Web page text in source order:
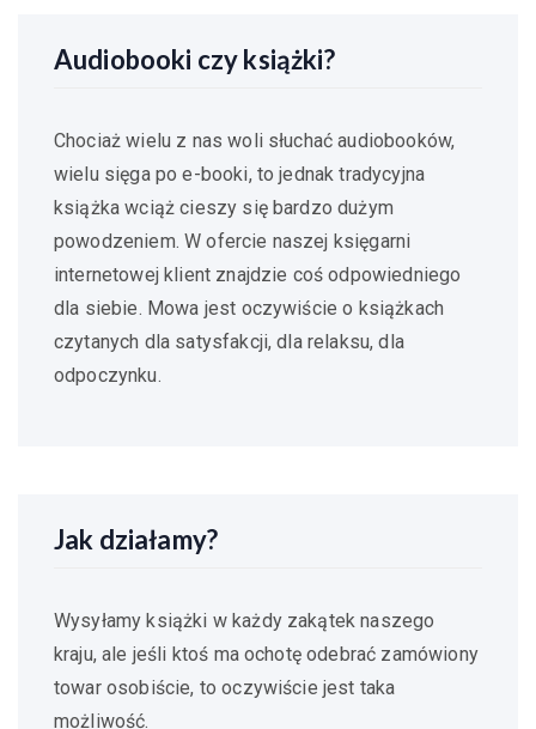
Audiobooki czy książki?
Chociaż wielu z nas woli słuchać audiobooków,
wielu sięga po e-booki, to jednak tradycyjna
książka wciąż cieszy się bardzo dużym
powodzeniem. W ofercie naszej księgarni
internetowej klient znajdzie coś odpowiedniego
dla siebie. Mowa jest oczywiście o książkach
czytanych dla satysfakcji, dla relaksu, dla
odpoczynku.
Jak działamy?
Wysyłamy książki w każdy zakątek naszego
kraju, ale jeśli ktoś ma ochotę odebrać zamówiony
towar osobiście, to oczywiście jest taka
możliwość.